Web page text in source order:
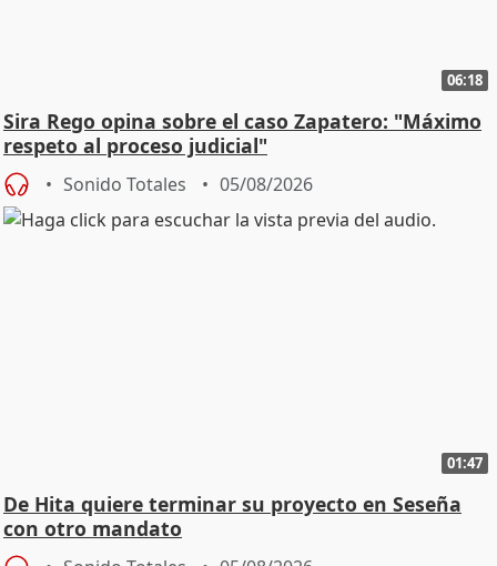
06:18
Sira Rego opina sobre el caso Zapatero: "Máximo
respeto al proceso judicial"
Sonido Totales 05/08/2026
01:47
De Hita quiere terminar su proyecto en Seseña
con otro mandato